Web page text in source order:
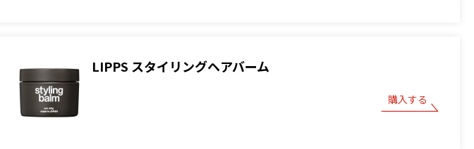
LIPPS スタイリングヘアバーム
購入する